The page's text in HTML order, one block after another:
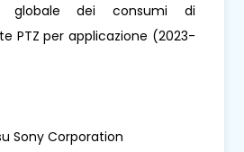
globale dei consumi di
PTZ per applicazione (2023-
Sony Corporation